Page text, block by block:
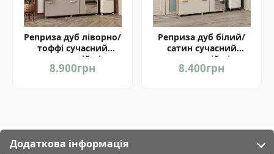
Реприза дуб ліворно/
тоффі сучасний
передпокій від
фабрики Світ Меблів
8.900грн
Реприза дуб білий/
сатин сучасний
передпокій від
фабрики Світ Меблів
8.400грн
Додаткова інформація